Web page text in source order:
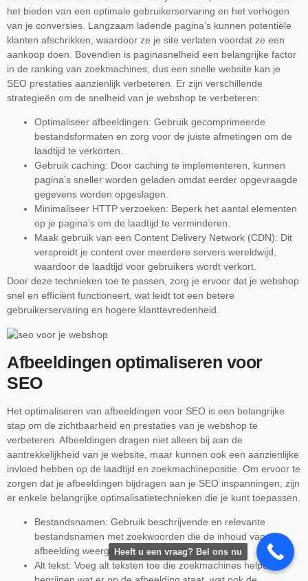
het bieden van een optimale gebruikerservaring en het verhogen
van je conversies. Langzaam ladende pagina’s kunnen potentiële
klanten afschrikken, waardoor ze je site verlaten voordat ze een
aankoop doen. Bovendien is paginasnelheid een belangrijke factor
in de ranking van zoekmachines, dus een snelle website kan je
SEO prestaties aanzienlijk verbeteren. Er zijn verschillende
strategieën om de snelheid van je webshop te verbeteren:
Optimaliseer afbeeldingen: Gebruik gecomprimeerde
bestandsformaten en zorg voor de juiste afmetingen om de
laadtijd te verkorten.
Gebruik caching: Door caching te implementeren, kunnen
pagina’s sneller worden geladen omdat eerder opgevraagde
gegevens worden opgeslagen.
Minimaliseer HTTP verzoeken: Beperk het aantal elementen
op je pagina’s om de laadtijd te verminderen.
Maak gebruik van een Content Delivery Network (CDN): Dit
verspreidt je content over meerdere servers wereldwijd,
waardoor de laadtijd voor gebruikers wordt verkort.
Door deze technieken toe te passen, zorg je ervoor dat je webshop
snel en efficiënt functioneert, wat leidt tot een betere
gebruikerservaring en hogere klanttevredenheid.
Afbeeldingen optimaliseren voor
SEO
Het optimaliseren van afbeeldingen voor SEO is een belangrijke
stap om de zichtbaarheid en prestaties van je webshop te
verbeteren. Afbeeldingen dragen niet alleen bij aan de
aantrekkelijkheid van je website, maar kunnen ook een aanzienlijke
invloed hebben op de laadtijd en zoekmachinepositie. Om ervoor te
zorgen dat je afbeeldingen bijdragen aan je SEO inspanningen, zijn
er enkele belangrijke optimalisatietechnieken die je kunt toepassen.
Bestandsnamen: Gebruik beschrijvende en relevante
bestandsnamen met zoekwoorden die de inhoud van de
afbeelding weergeven.
Alt tekst: Voeg alt teksten toe die zoekmachines helpen
Heeft u een vraag? Bel ons nu